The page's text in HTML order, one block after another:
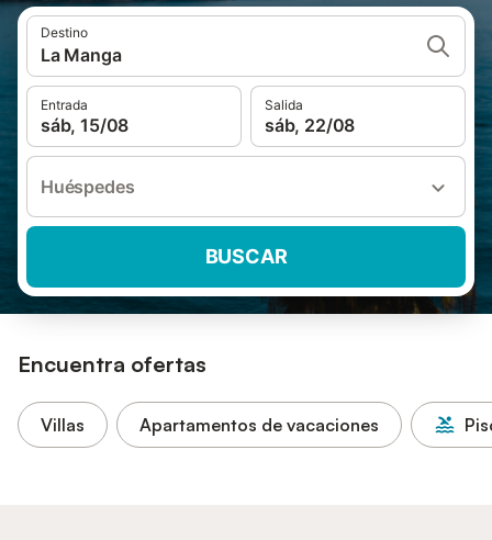
Destino
La Manga
Entrada
sáb, 15/08
Salida
sáb, 22/08
Huéspedes
BUSCAR
Encuentra ofertas
Villas Apartamentos de vacaciones